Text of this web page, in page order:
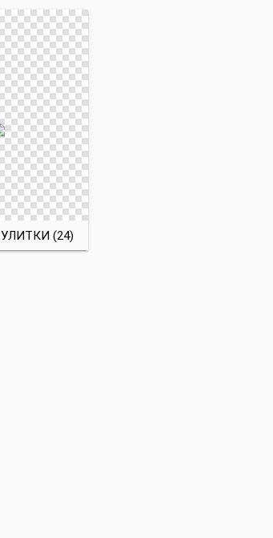
УЛИТКИ (24)